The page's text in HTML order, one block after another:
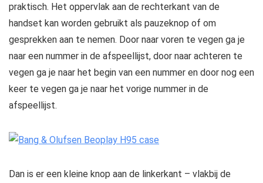
praktisch. Het oppervlak aan de rechterkant van de
handset kan worden gebruikt als pauzeknop of om
gesprekken aan te nemen. Door naar voren te vegen ga je
naar een nummer in de afspeellijst, door naar achteren te
vegen ga je naar het begin van een nummer en door nog een
keer te vegen ga je naar het vorige nummer in de
afspeellijst.
Dan is er een kleine knop aan de linkerkant – vlakbij de